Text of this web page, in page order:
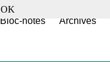
Bloc-notes Archives
OK